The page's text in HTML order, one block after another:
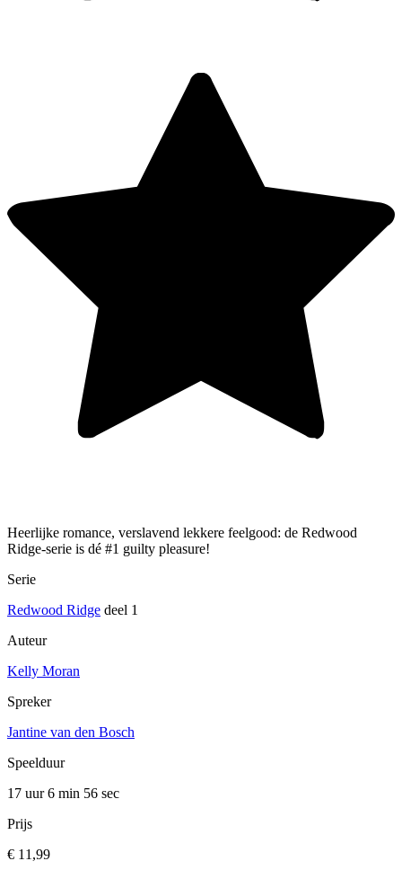
Heerlijke romance, verslavend lekkere feelgood: de Redwood
Ridge-serie is dé #1 guilty pleasure!
Serie
Redwood Ridge deel 1
Auteur
Kelly Moran
Spreker
Jantine van den Bosch
Speelduur
17 uur 6 min 56 sec
Prijs
€ 11,99